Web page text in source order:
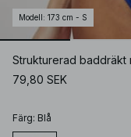
Modell : 173 cm - S
Strukturerad baddräkt
79,80 SEK
Färg: Blå